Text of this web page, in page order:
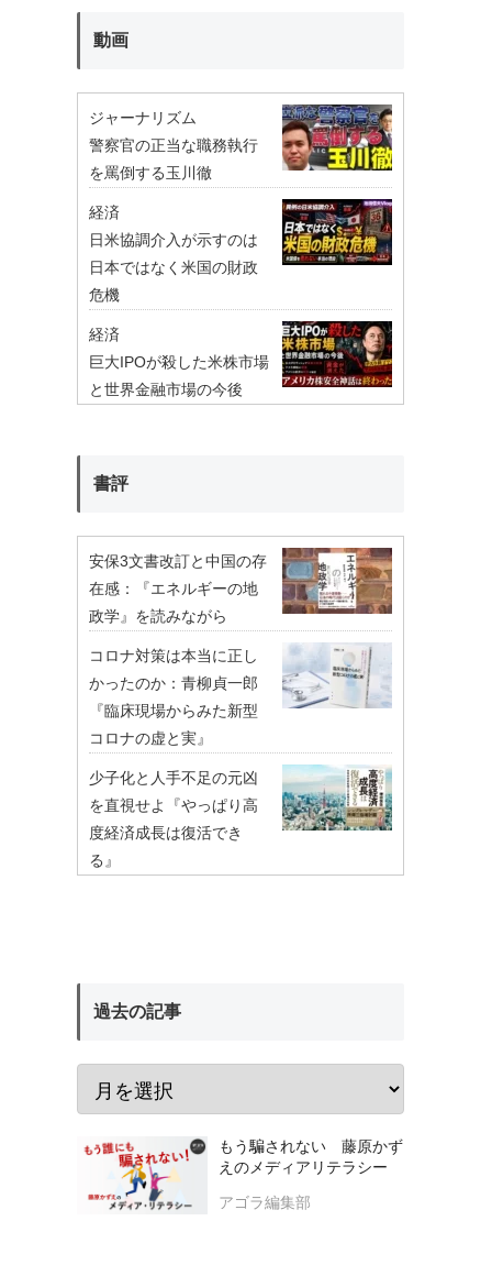
動画
ジャーナリズム
警察官の正当な職務執行
を罵倒する玉川徹
経済
日米協調介入が示すのは
日本ではなく米国の財政
危機
経済
巨大IPOが殺した米株市場
と世界金融市場の今後
書評
安保3文書改訂と中国の存
在感：『エネルギーの地
政学』を読みながら
コロナ対策は本当に正し
かったのか：青柳貞一郎
『臨床現場からみた新型
コロナの虚と実』
少子化と人手不足の元凶
を直視せよ『やっぱり高
度経済成長は復活でき
る』
過去の記事
もう騙されない 藤原かず
えのメディアリテラシー
アゴラ編集部